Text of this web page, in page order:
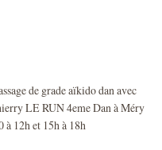
de grade aïkido dan avec
LE RUN 4eme Dan à Méry
à 12h et 15h à 18h